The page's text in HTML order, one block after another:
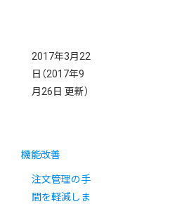
2017年3月22
日 （2017年9
月26日 更新）
機能改善
注文管理の手
間を軽減しま